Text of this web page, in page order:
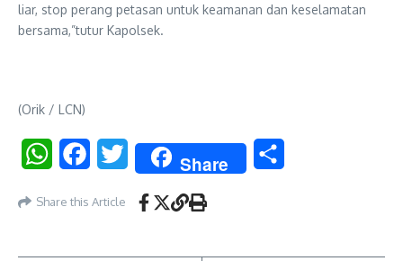
liar, stop perang petasan untuk keamanan dan keselamatan
bersama,”tutur Kapolsek.
(Orik / LCN)
WhatsAppFacebookTwitter Share
Share this Article